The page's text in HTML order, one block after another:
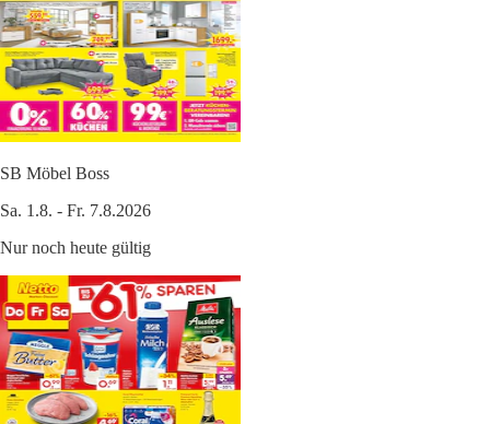
SB Möbel Boss
Sa. 1.8. - Fr. 7.8.2026
Nur noch heute gültig